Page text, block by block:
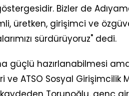
Bizler de
üretken, girişimci ve
sürdürüyoruz" dedi.
güçlü hazırlanabilmesi
ATSO Sosyal Girişimcilik